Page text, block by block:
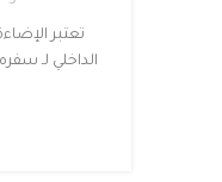
تعتبر
الداخلي لـ